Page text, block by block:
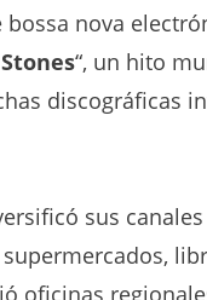
nova
“, un hito
discográficas
sus
oficinas